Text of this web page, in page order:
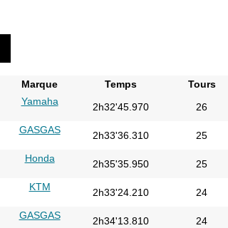
Marque Temps Tours
Yamaha 2h32'45.970 26
GASGAS 2h33'36.310 25
Honda 2h35'35.950 25
KTM 2h33'24.210 24
GASGAS 2h34'13.810 24